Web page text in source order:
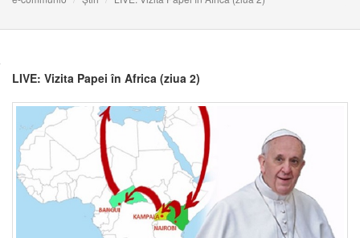
LIVE: Vizita Papei în Africa (ziua 2)